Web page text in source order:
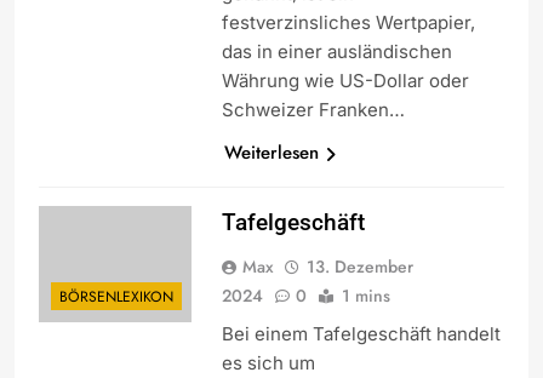
festverzinsliches Wertpapier,
das in einer ausländischen
Währung wie US-Dollar oder
Schweizer Franken…
Weiterlesen
BÖRSENLEXIKON
Tafelgeschäft
Max
13. Dezember
2024
0 1 mins
Bei einem Tafelgeschäft handelt
es sich um